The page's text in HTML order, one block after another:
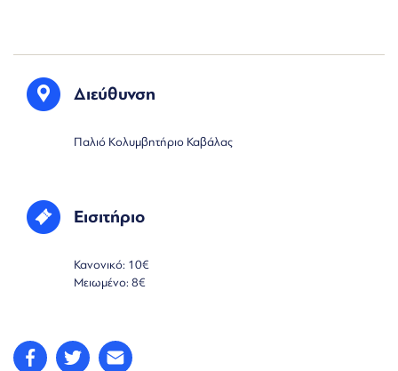
Διεύθυνση
Παλιό Κολυμβητήριο Καβάλας
Εισιτήριο
Κανονικό: 10€
Μειωμένο: 8€